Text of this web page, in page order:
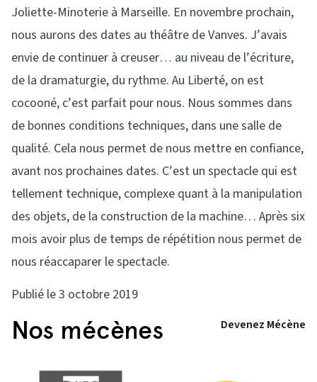
Joliette-Minoterie à Marseille. En novembre prochain,
nous aurons des dates au théâtre de Vanves. J’avais
envie de continuer à creuser… au niveau de l’écriture,
de la dramaturgie, du rythme. Au Liberté, on est
cocooné, c’est parfait pour nous. Nous sommes dans
de bonnes conditions techniques, dans une salle de
qualité. Cela nous permet de nous mettre en confiance,
avant nos prochaines dates. C’est un spectacle qui est
tellement technique, complexe quant à la manipulation
des objets, de la construction de la machine… Après six
mois avoir plus de temps de répétition nous permet de
nous réaccaparer le spectacle.
Publié le 3 octobre 2019
Nos mécènes Devenez Mécène